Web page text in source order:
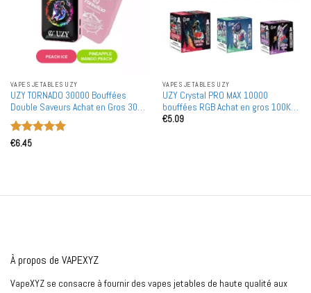
VAPES JETABLES UZY
UZY TORNADO 30000 Bouffées
Double Saveurs Achat en Gros 30K
Vapes Jetables Rechargeables en
Gros
Note
€6.45
VAPES JETABLES UZY
UZY Crystal PRO MAX 10000
bouffées RGB Achat en gros 100K
Vapes jetables rechargeables en
€5.09
À propos de VAPEXYZ
VapeXYZ se consacre à fournir des vapes jetables de haute qualité aux